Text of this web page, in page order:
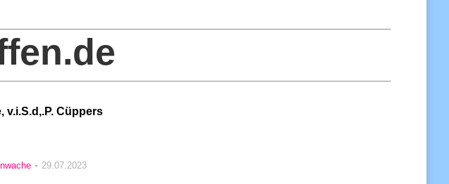
v.i.S.d,.P. Cüppers
29.07.2023